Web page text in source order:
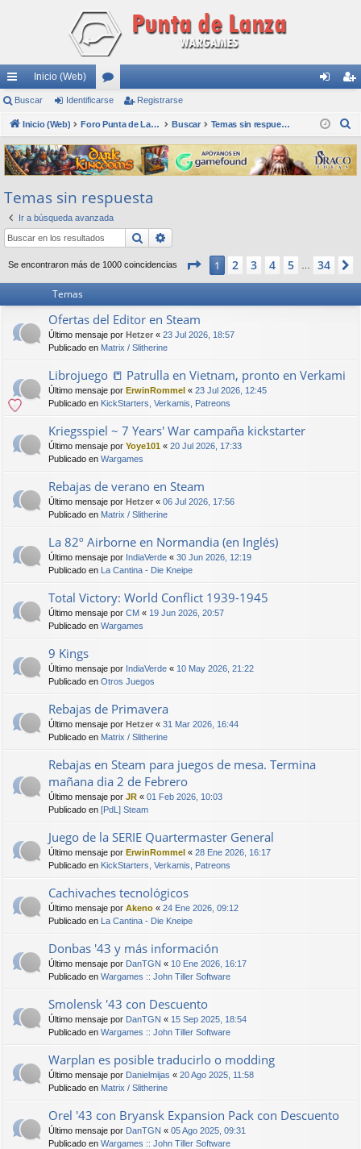
nl
ac
es
rá
pi
do
s
Inicio (Web)
or
os nti
fic
ar
ist
ra
rs
Buscar Identificarse Registrarse
Inicio (Web) Foro Punta de Lanza Wargames Buscar Temas sin respuesta
s
c
Temas sin respuesta
Ir a búsqueda avanzada
Buscar
Se encontraron más de 1000 coincidencias Página de 34
1 2 3 4 5 34
Temas
Ofertas del Editor en Steam
Último mensaje por Hetzer « 23 Jul 2026, 18:57
Publicado en Matrix / Slitherine
Librojuego 📒 Patrulla en Vietnam, pronto en Verkami
Último mensaje por ErwinRommel « 23 Jul 2026, 12:45
Publicado en KickStarters, Verkamis, Patreons
Kriegsspiel ~ 7 Years' War campaña kickstarter
Último mensaje por Yoye101 « 20 Jul 2026, 17:33
Publicado en Wargames
Rebajas de verano en Steam
Último mensaje por Hetzer « 06 Jul 2026, 17:56
Publicado en Matrix / Slitherine
La 82º Airborne en Normandia (en Inglés)
Último mensaje por IndiaVerde « 30 Jun 2026, 12:19
Publicado en La Cantina - Die Kneipe
Total Victory: World Conflict 1939-1945
Último mensaje por CM « 19 Jun 2026, 20:57
Publicado en Wargames
9 Kings
Último mensaje por IndiaVerde « 10 May 2026, 21:22
Publicado en Otros Juegos
Rebajas de Primavera
Último mensaje por Hetzer « 31 Mar 2026, 16:44
Publicado en Matrix / Slitherine
Rebajas en Steam para juegos de mesa. Termina
mañana dia 2 de Febrero
Último mensaje por JR « 01 Feb 2026, 10:03
Publicado en [PdL] Steam
Juego de la SERIE Quartermaster General
Último mensaje por ErwinRommel « 28 Ene 2026, 16:17
Publicado en KickStarters, Verkamis, Patreons
Cachivaches tecnológicos
Último mensaje por Akeno « 24 Ene 2026, 09:12
Publicado en La Cantina - Die Kneipe
Donbas '43 y más información
Último mensaje por DanTGN « 10 Ene 2026, 16:17
Publicado en Wargames :: John Tiller Software
Smolensk '43 con Descuento
Último mensaje por DanTGN « 15 Sep 2025, 18:54
Publicado en Wargames :: John Tiller Software
Warplan es posible traducirlo o modding
Último mensaje por Danielmijas « 20 Ago 2025, 11:58
Publicado en Matrix / Slitherine
Orel '43 con Bryansk Expansion Pack con Descuento
Último mensaje por DanTGN « 05 Ago 2025, 09:31
Publicado en Wargames :: John Tiller Software